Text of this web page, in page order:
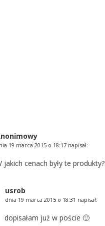
19 marca 2015 o 18:17 napisał:
jakich cenach były te produkty?
usrob
dnia 19 marca 2015 o 18:31 napisał:
dopisałam już w poście 🙂